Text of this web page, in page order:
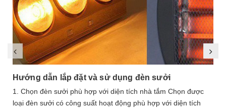
Hướng dẫn lắp đặt và sử dụng đèn sưởi
1. Chọn đèn sưởi phù hợp với diện tích nhà tắm Chọn được
loại đèn sưởi có công suất hoạt động phù hợp với diện tích